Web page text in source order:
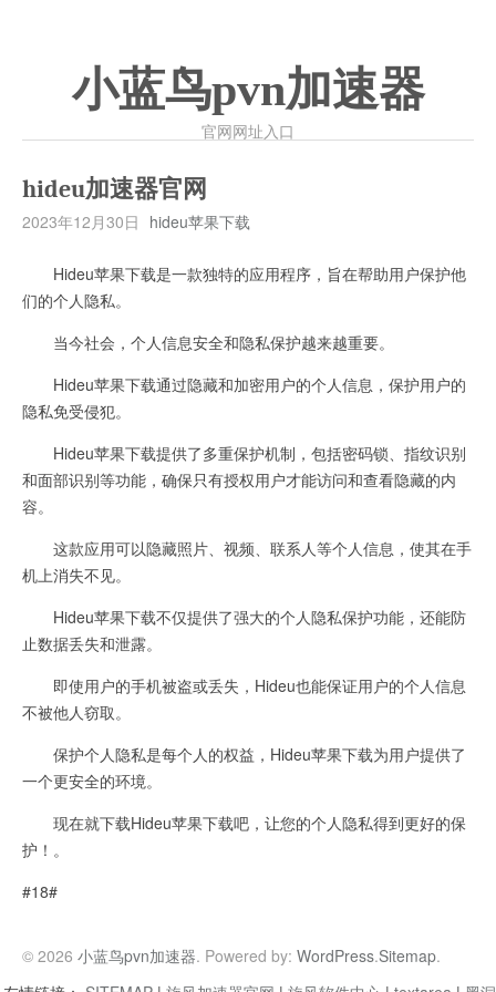
小蓝鸟pvn加速器
官网网址入口
hideu加速器官网
2023年12月30日 hideu苹果下载
Hideu苹果下载是一款独特的应用程序，旨在帮助用户保护他
们的个人隐私。
当今社会，个人信息安全和隐私保护越来越重要。
Hideu苹果下载通过隐藏和加密用户的个人信息，保护用户的
隐私免受侵犯。
Hideu苹果下载提供了多重保护机制，包括密码锁、指纹识别
和面部识别等功能，确保只有授权用户才能访问和查看隐藏的内
容。
这款应用可以隐藏照片、视频、联系人等个人信息，使其在手
机上消失不见。
Hideu苹果下载不仅提供了强大的个人隐私保护功能，还能防
止数据丢失和泄露。
即使用户的手机被盗或丢失，Hideu也能保证用户的个人信息
不被他人窃取。
保护个人隐私是每个人的权益，Hideu苹果下载为用户提供了
一个更安全的环境。
现在就下载Hideu苹果下载吧，让您的个人隐私得到更好的保
护！。
#18#
© 2026 小蓝鸟pvn加速器. Powered by: WordPress.Sitemap.